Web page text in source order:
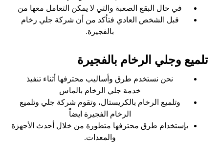
في حال البقع الصعبة والتي لا يمكن التعامل معها من
قبل الشخص العادي فتأكد من أن شركة جلي رخام
بالفجيرة.
تلميع وجلي الرخام بالفجيرة
نحن نستخدم طرق وأساليب محترفها أثناء تنفيذ
خدمة جلي الرخام بالماس
وتلميع الرخام بالكريستال، وتقوم شركة جلي وتلميع
الرخام الفجيرة ايضاً
بإستخدام طرق محترفها متطورة من خلال أحدث الأجهزة
والمعدات.